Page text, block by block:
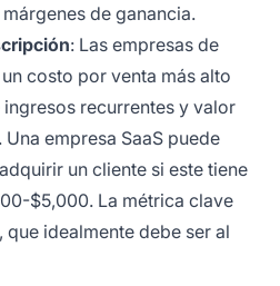
de ganancia.
: Las empresas de
costo por venta más alto
recurrentes y valor
empresa SaaS puede
un cliente si este tiene
$5,000. La métrica clave
que idealmente debe ser al